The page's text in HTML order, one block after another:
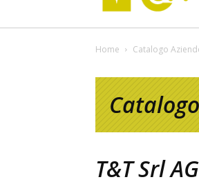
Home Catalogo
T&T Srl